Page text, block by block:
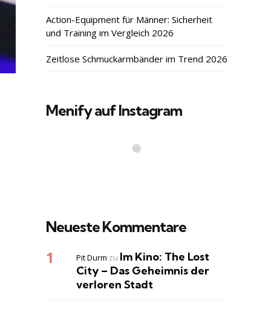
Action-Equipment für Männer: Sicherheit
und Training im Vergleich 2026
Zeitlose Schmuckarmbänder im Trend 2026
Menify auf Instagram
Neueste Kommentare
Pit Durm zu Im Kino: The Lost
City – Das Geheimnis der
verloren Stadt